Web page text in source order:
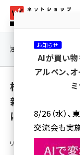
ン
amazon
yahoo
楽天 (1869)
連載・特集 |
株式会社R6B
新を支援、統合
に参画
リリース情報提供元：
お知らせ
AIが買い物
アルペン、
8/26（水）
交流会も実